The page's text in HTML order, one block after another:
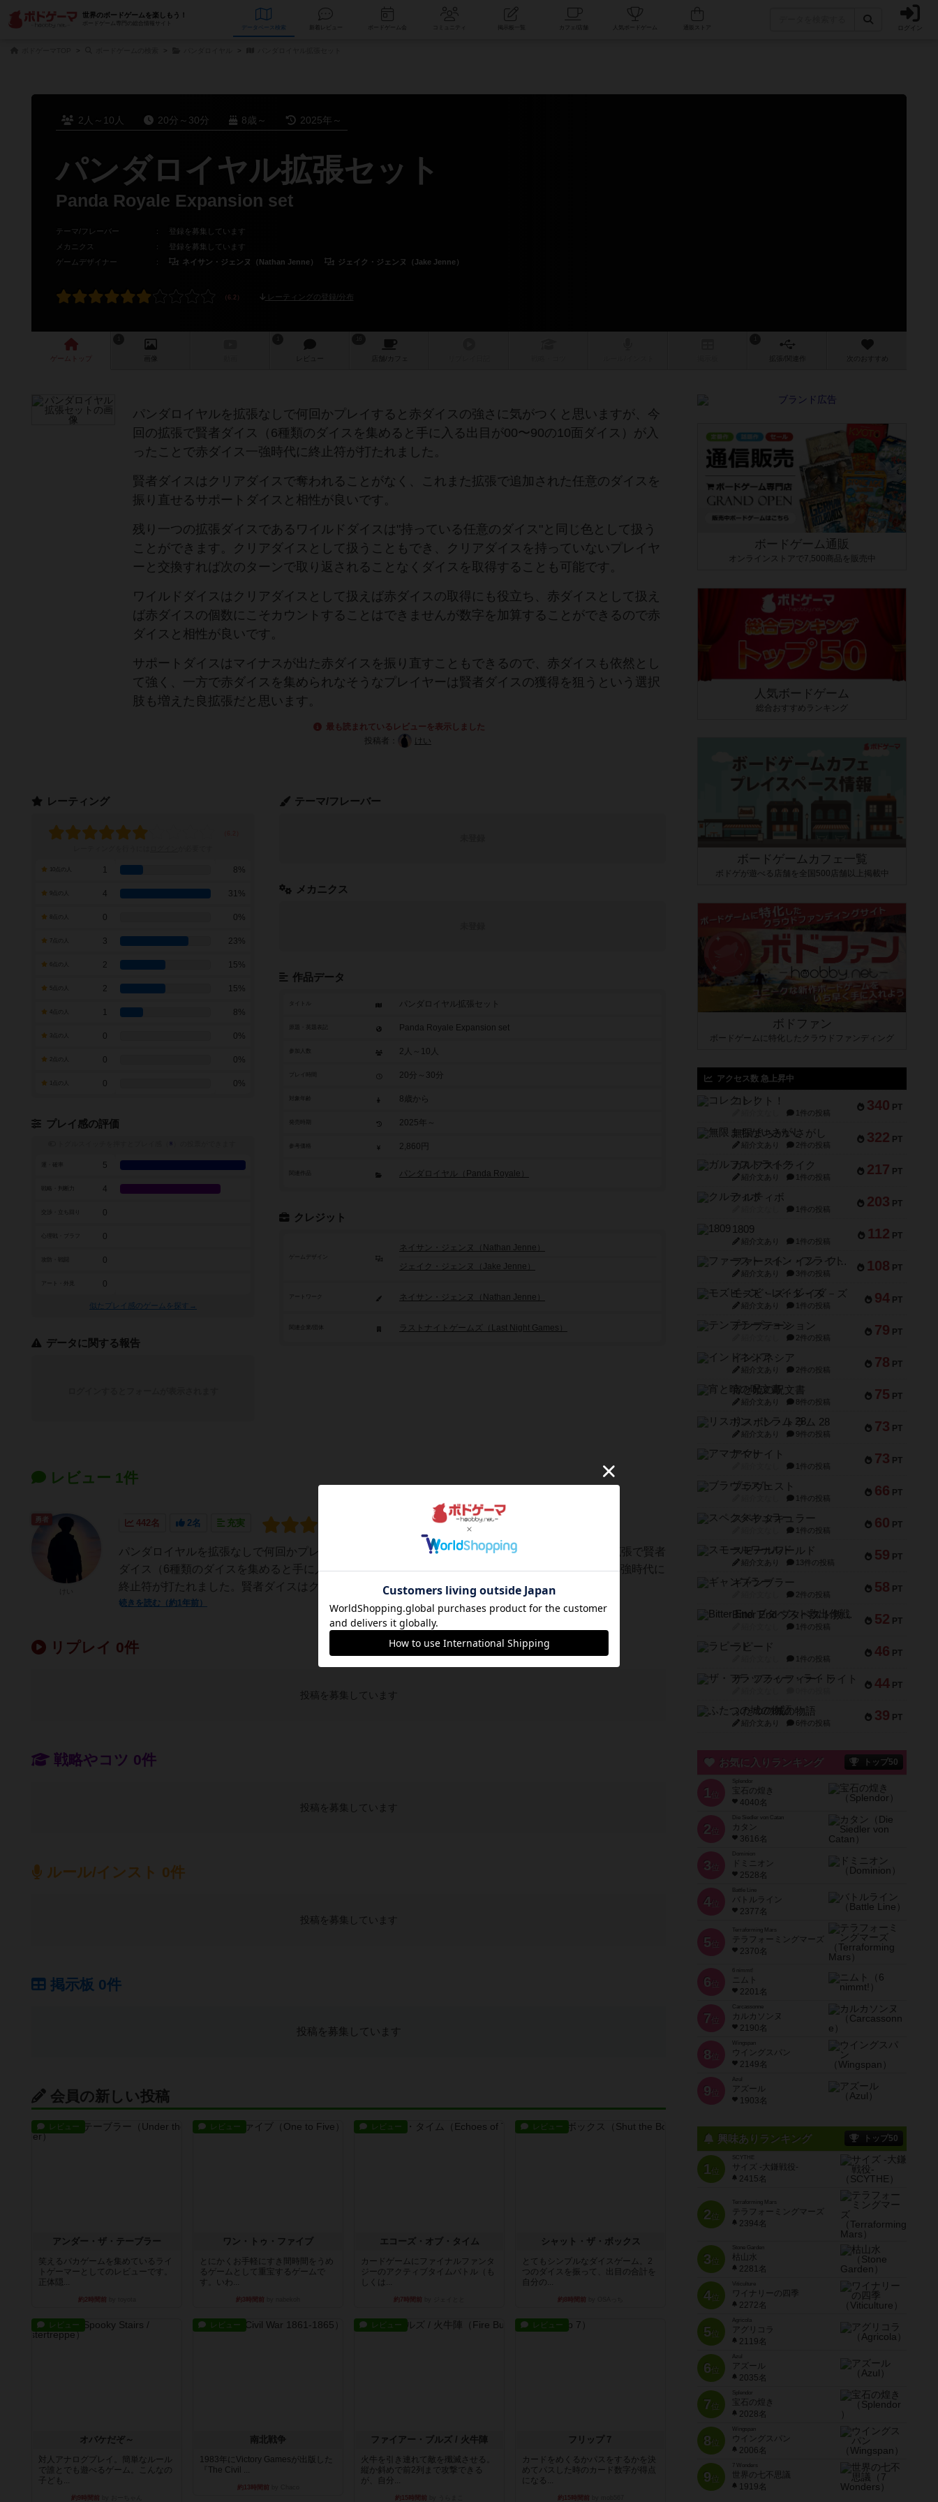
世界のボードゲームを楽しもう！
ボードゲーム専門の総合情報サイト
データベース コミュニティ 人気ボードゲーム ログイン
2人～10人 20分～30分 8歳～ 2025年～
パンダロイヤル拡張セット
Panda Royale Expansion set
テーマ/フレーバー ：
登録を募集しています
メカニクス
：
登録を募集しています
ゲームデザイナー
： ネイサン・ジェンヌ（Nathan Jenne） ジェイク・ジェンヌ（Jake Jenne）
レーティングの登録/分布
ゲーム 画像 レビュー 店舗/ カフェ 作 次のおすすめ
パンダロイヤルを拡張なしで何回かプレイすると赤ダイスの強さに気がつくと思いますが、今
回の拡張で賢者ダイス（6種類のダイスを集めると手に入る出目が00〜90の10面ダイス）が入
ったことで赤ダイス一強時代に終止符が打たれました。
賢者ダイスはクリアダイスで奪われることがなく、これまた拡張で追加された任意のダイスを
振り直せるサポートダイスと相性が良いです。
残り一つの拡張ダイスであるワイルドダイスは"持っている任意のダイス"と同じ色として扱う
ことができます。クリアダイスとして扱うこともでき、クリアダイスを持っていないプレイヤ
ーと交換すれば次のターンで取り返されることなくダイスを取得することも可能です。
ワイルドダイスはクリアダイスとして扱えば赤ダイスの取得にも役立ち、赤ダイスとして扱え
ば赤ダイスの個数にこそカウントすることはできませんが数字を加算することができるので赤
ダイスと相性が良いです。
サポートダイスはマイナスが出た赤ダイスを振り直すこともできるので、赤ダイスも依然とし
て強く、一方で赤ダイスを集められなそうなプレイヤーは賢者ダイスの獲得を狙うという選択
肢も増えた良拡張だと思います。
最も読まれているレビューを表示しました
投稿者：
けい
テーマ/フレーバー
メカニクス
作品データ
タイトル パンダロイヤル拡張セット
Panda Royale Expansion set
参加人数 2人～10人
20分～30分
8歳から
2025年～
参考価格 2,860円
関連作品 パンダロイヤル（Panda Royale）
クレジット
ゲームデザイン
ネイサン・ジェンヌ（Nathan Jenne）
ジェイク・ジェンヌ（Jake Jenne）
アートワーク ネイサン・ジェンヌ（Nathan Jenne）
ラストナイトゲームズ（Last Night Games）
レーティング
1 8%
4 31%
0 0%
7点の人 3 23%
2 15%
2 15%
1 8%
0 0%
0 0%
0 0%
プレイ感の評価
※
5
戦略・判断力 4
0
0
0
アート・外見 0
似たプレイ感のゲームを探す→
データに関する報告
レビュー 1件
442名 2名 充実
パンダロイヤルを拡張なしで何回かプレイすると赤ダイスの強さに気がつくと思いますが、今回の拡張で賢者
ダイス（6種類のダイスを集めると手に入る出目が00〜90の10面ダイス）が入ったことで赤ダイス一強時代に
終止符が打たれました。賢者ダイスはクリアダイスで奪われることがなく、これ...
続きを読む（約1年前）
勇者
リプレイ 0件
投稿を募集しています
戦略やコツ 0件
投稿を募集しています
ルール/インスト 0件
投稿を募集しています
掲示板 0件
投稿を募集しています
会員の新しい投稿
レビュー
アンダー・ザ・テーブラー
笑えるバカゲームを集めているライ
トゲーマーとしてのレビューです。
正体隠...
約2時間前
レビュー
ワン・トゥ・ファイブ
とにかくお手軽にすき間時間をうめ
るゲームとして重宝するゲームで
す。いわ...
約3時間前
レビュー
エコーズ・オブ・タイム
カードゲームにファイナルファンタ
ジーのアクティブタイムバトル（も
しくは...
約7時間前
レビュー
シャット・ザ・ボックス
とてもシンプルなダイスゲーム。2
つのダイスを振って、出目の合計を
自分の...
約8時間前
レビュー
オバケだぞ～
対人アナログプレイ。簡単なルール
で誰とでも遊べるゲーム。こんなの
子ども...
約9時間前
レビュー
南北戦争
1983年にVictory Gamesが出版した
『The Civil ...
約13時間前
レビュー
ファイアー・ブルズ / 火牛陣
火牛を引き連れて敵を殲滅させる。
縦か斜めで前2列まで攻撃できる
が、自分...
約15時間前
レビュー
フリップ７
カードをめくるかパスをするかを決
めてパスした時のカード数字が得点
になる...
約15時間前
ボードゲーム通販
オンラインストアで7,500商品を販売中
人気ボードゲーム
総合おすすめランキング
ボードゲームカフェ一覧
ボドゲが遊べる店舗を全国500店舗以上掲載中
ボドファン
ボードゲームに特化したクラウドファンディング
アクセス数 急上昇中
340 PT
コレクト！
1件の投稿
322 PT
無限まちがいさがし
紹介文あり 2件の投稿
217 PT
ガルフストライク
紹介文あり 1件の投稿
203 PT
クルティボ
1件の投稿
112 PT
1809
紹介文あり 1件の投稿
108 PT
ファースト・イン・フライト
紹介文あり 3件の投稿
94 PT
モズビ－ズ・レイダ－ズ
紹介文あり 1件の投稿
79 PT
テンプテーション
2件の投稿
78 PT
インドネシア
紹介文あり 2件の投稿
75 PT
宵と暁の呪文書
紹介文あり 8件の投稿
73 PT
リスボン・トラム 28
紹介文あり 9件の投稿
73 PT
アマナイト
1件の投稿
66 PT
ブラヴェスト
1件の投稿
60 PT
スペクタキュラー
1件の投稿
59 PT
スモールワールド
紹介文あり 13件の投稿
58 PT
ギャンブラー
2件の投稿
52 PT
Bitter End ブタペスト救出作戦
1件の投稿
46 PT
ラピード
1件の投稿
44 PT
ザ・フラッフィー・ライト
39 PT
ふたつの城の物語
紹介文あり 6件の投稿
お気に入りランキング トップ50
1 位
宝石の煌き
4040名
2 位
Die Siedler von Catan
カタン
3616名
3 位
ドミニオン
2528名
4位
Battle Line
バトルライン
2377名
5 位
Terraforming Mars
テラフォーミングマーズ
2370名
6 位
ニムト
2201名
7 位
Carcassonne
カルカソンヌ
2190名
8 位
Wingspan
ウイングスパン
2149名
9 位
Azul
アズール
1903名
興味ありランキング トップ50
1位
SCYTHE
サイズ -大鎌戦役-
2415名
2位
Terraforming Mars
テラフォーミングマーズ
2394名
3位
Stone Garden
枯山水
2281名
4位
Viticulture
ワイナリーの四季
2272名
5位
Agricola
アグリコラ
2119名
6位
Azul
アズール
2035名
7位
宝石の煌き
2028名
8位
Wingspan
ウイングスパン
2006名
9位
7 Wonders
世界の七不思議
1919名